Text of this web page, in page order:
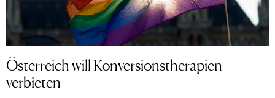
Österreich will Konversionstherapien
verbieten